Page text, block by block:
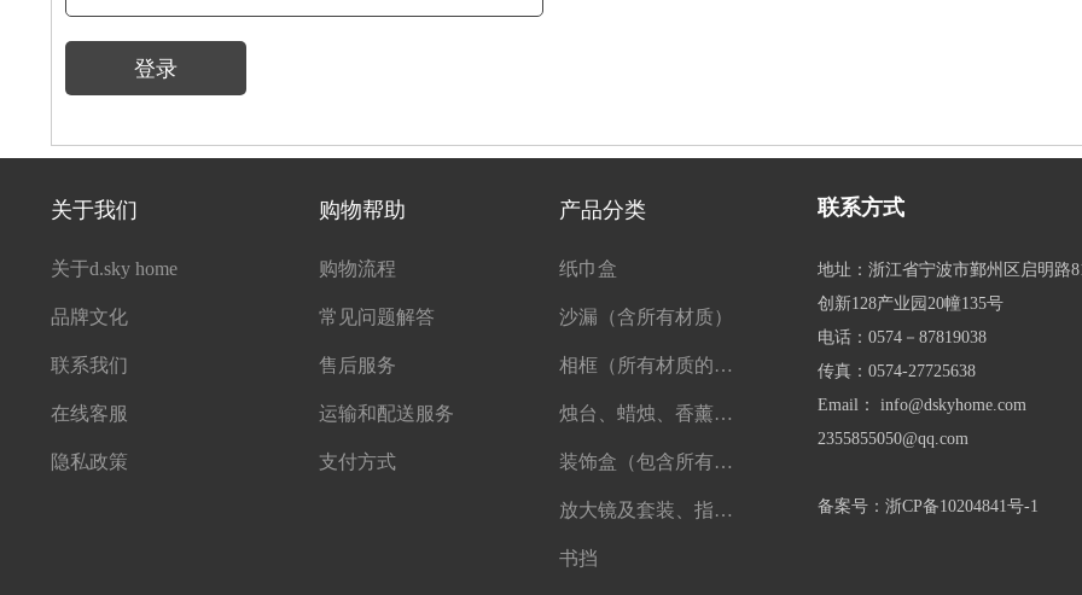
登录
关于我们
关于d.sky home
品牌文化
联系我们
在线客服
隐私政策
购物帮助
购物流程
常见问题解答
售后服务
运输和配送服务
支付方式
产品分类
纸巾盒
沙漏（含所有材质）
相框（所有材质的相框）
烛台、蜡烛、香薰、精油及一切香薰制品
装饰盒（包含所有盒子）
放大镜及套装、指南针、望远镜
书挡
地址：浙江省宁波市鄞州区启明路
创新128产业园20幢135号
电话：0574－87819038
传真：0574-27725638
Email： info@dskyhome.com
2355855050@qq.com
备案号：浙CP备10204841号-1
联系方式